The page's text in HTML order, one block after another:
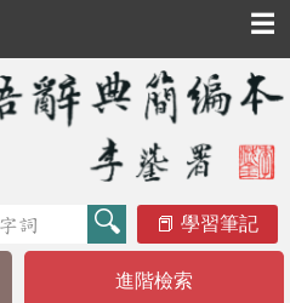
☰
學習筆記
進階檢索